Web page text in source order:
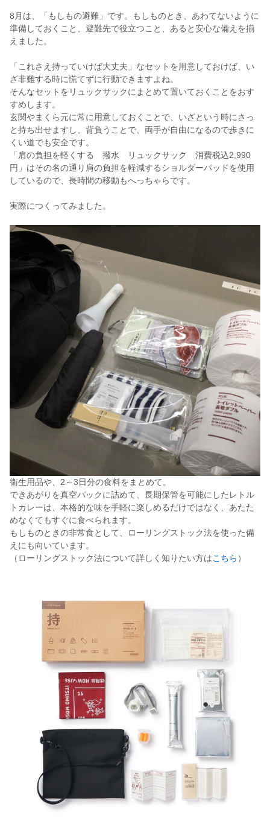
8月は、「もしもの避難」です。もしものとき、あわてないように
準備しておくこと、避難先で役立つこと、あると安心な備えを揃
えました。
「これさえ持っていけば大丈夫」なセットを用意しておけば、い
ざ非難する時に慌てずに行動できますよね。
そんなセットをリュックサックにまとめて置いておくことをおす
すめします。
玄関やまくら元に常に用意しておくことで、いざという時にさっ
と持ち出せますし、背負うことで、両手が自由になるので歩きに
くい道でも安全です。
「肩の負担を軽くする 撥水 リュックサック 消費税込2,990
円」はその名の通り肩の負担を軽減するショルダーパッドを使用
しているので、長時間の移動もへっちゃらです。
実際につくってみました。
衛生用品や、2～3日分の食料をまとめて。
できあがりを真空パックに詰めて、長期保管を可能にしたレトル
トカレーは、本格的な味を手軽に楽しめるだけではなく、あたた
めなくてもすぐに食べられます。
もしものときの非常食として、ローリングストック法を使った備
えにも向いています。
（ローリングストック法について詳しく知りたい方はこちら ）